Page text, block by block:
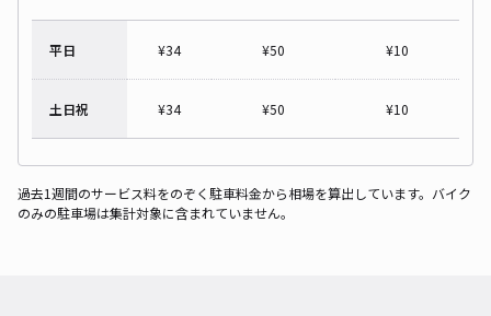
平日 ¥34 ¥50 ¥10
土日祝 ¥34 ¥50 ¥10
過去1週間のサービス料をのぞく駐車料金から相場を算出しています。バイク
のみの駐車場は集計対象に含まれていません。